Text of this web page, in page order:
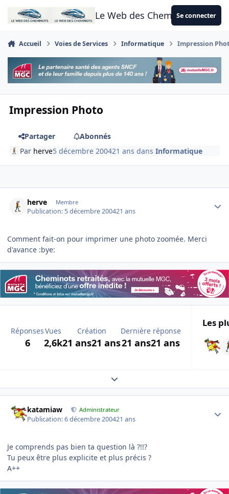
Aller au contenu
Le Web des CheminotsSe connecter
Accueil Voies de Services Informatique Impression
Impression Photo
Partager
Abonnés
Par herve5 décembre 200421 ans dansInformatique
herve Membre
Publication: 5 décembre 200421 ans
Comment fait-on pour imprimer une photo zoomée. Merci
d'avance :bye:
Réponses
6
Vues
2,6k
Création
21 ans21 ans
Dernière réponse
21 ans21 ans
Les
Expand topic overview
katamiaw Administrateur
Publication:6 décembre 200421 ans
Je comprends pas bien ta question là ?!!?
Tu peux être plus explicite et plus précis ?
A++